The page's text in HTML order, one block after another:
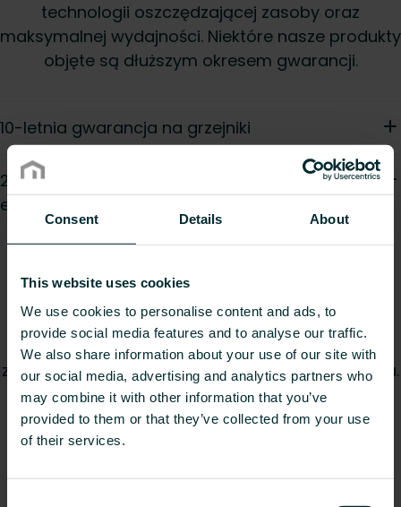
Consent Details About
This website uses cookies
We use cookies to personalise content and ads, to
provide social media features and to analyse our traffic.
We also share information about your use of our site with
our social media, advertising and analytics partners who
may combine it with other information that you’ve
provided to them or that they’ve collected from your use
of their services.
technologii oszczędzającej zasoby oraz
maksymalnej wydajności. Niektóre nasze produkty
objęte są dłuższym okresem gwarancji.
10-letnia gwarancja na grzejniki
2-letnia gwarancja na wszystkie komponenty
elektroniczne i elektryczne
Dokumenty gwarancyjne
Radson
W Radson jesteśmy zaangażowani w
dostarczanie produktów najwyższej jakości oraz
zapewnienie najlepszego poziomu obsługi klienta.
Ta biblioteka dokumentów umożliwia łatwy
dostęp do dokumentów gwarancyjnych
produktów marki Radson. Dowiedz się jakie